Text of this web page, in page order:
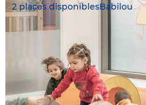
2 places disponiblesBabilou